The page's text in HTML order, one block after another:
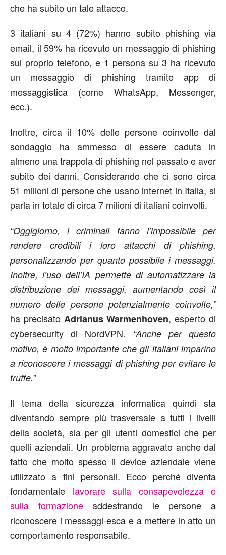
che ha subito un tale attacco.
3 italiani su 4 (72%) hanno subito phishing via
email, il 59% ha ricevuto un messaggio di phishing
sul proprio telefono, e 1 persona su 3 ha ricevuto
un messaggio di phishing tramite app di
messaggistica (come WhatsApp, Messenger,
ecc.).
Inoltre, circa il 10% delle persone coinvolte dal
sondaggio ha ammesso di essere caduta in
almeno una trappola di phishing nel passato e aver
subito dei danni. Considerando che ci sono circa
51 milioni di persone che usano internet in Italia, si
parla in totale di circa 7 milioni di italiani coinvolti.
“Oggigiorno, i criminali fanno l’impossibile per
rendere credibili i loro attacchi di phishing,
personalizzando per quanto possibile i messaggi.
Inoltre, l’uso dell’IA permette di automatizzare la
distribuzione dei messaggi, aumentando così il
numero delle persone potenzialmente coinvolte,”
ha precisato Adrianus Warmenhoven, esperto di
cybersecurity di NordVPN. “Anche per questo
motivo, è molto importante che gli italiani imparino
a riconoscere i messaggi di phishing per evitare le
truffe.”
Il tema della sicurezza informatica quindi sta
diventando sempre più trasversale a tutti i livelli
della società, sia per gli utenti domestici che per
quelli aziendali. Un problema aggravato anche dal
fatto che molto spesso il device aziendale viene
utilizzato a fini personali. Ecco perché diventa
fondamentale lavorare sulla consapevolezza e
sulla formazioneaddestrando le persone a
riconoscere i messaggi-esca e a mettere in atto un
comportamento responsabile.